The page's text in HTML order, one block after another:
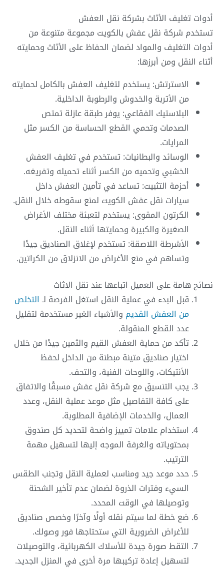
أدوات تغليف الأثاث بشركة نقل العفش
تستخدم شركة نقل عفش بالكويت مجموعة متنوعة من
أدوات التغليف والمواد لضمان الحفاظ على الأثاث وحمايته
أثناء النقل ومن أبرزها:
الاسترتش: يستخدم لتغليف العفش بالكامل لحمايته
من الأتربة والخدوش والرطوبة الداخلية.
البلاستيك الفقاعي: يوفر طبقة عازلة تمتص
الصدمات وتحمي القطع الحساسة من الكسر مثل
المرايات.
الوسائد والبطانيات: تستخدم في تغليف العفش
الخشبي وتحميه من الكسر أثناء تحميله وتفريغه.
أحزمة التثبيت: تساعد في تأمين العفش داخل
سيارات نقل عفش الكويت لمنع سقوطه خلال النقل.
الكرتون المقوى: يستخدم لتعبئة مختلف الأغراض
الصغيرة والكبيرة وحمايتها أثناء النقل.
الأشرطة اللاصقة: تستخدم لإغلاق الصناديق جيدًا
وتساهم في منع الأغراض من الانزلاق من الكراتين.
نصائح هامة على العميل اتباعها عند نقل الاثاث
قبل البدء في عملية النقل استغل الفرصة لـالتخلص
من العفش القديم والأشياء الغير مستخدمة لتقليل
عدد القطع المنقولة.
تأكد من حماية العفش القيم والثمين جيدًا من خلال
اختيار صناديق متينة مبطنة من الداخل لحفظ
الأنتيكات، واللوحات الفنية، والتحف.
يجب التنسيق مع شركة نقل عفش مسبقًا والاتفاق
على كافة التفاصيل مثل موعد عملية النقل، وعدد
العمال، والخدمات الإضافية المطلوبة.
استخدام علامات تمييز واضحة لتحديد كل صندوق
بمحتوياته والغرفة الموجه إليها لتسهيل مهمة
الترتيب.
حدد موعد جيد ومناسب لعملية النقل وتجنب الطقس
السيء وفترات الذروة لضمان عدم تأخير الشحنة
وتوصيلها في الوقت المحدد.
ضع خطة لما سيتم نقله أولًا وآخرًا وخصص صناديق
للأغراض الضرورية التي ستحتاجها فور وصولك.
التقط صورة جيدة للأسلاك الكهربائية، والتوصيلات
لتسهيل إعادة تركيبها مرة أخرى في المنزل الجديد.